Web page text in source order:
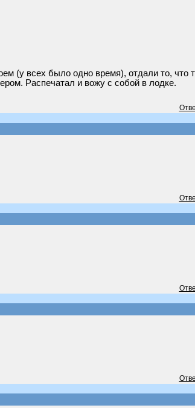
(у всех было одно время), отдали то, что
Распечатал и вожу с собой в лодке.